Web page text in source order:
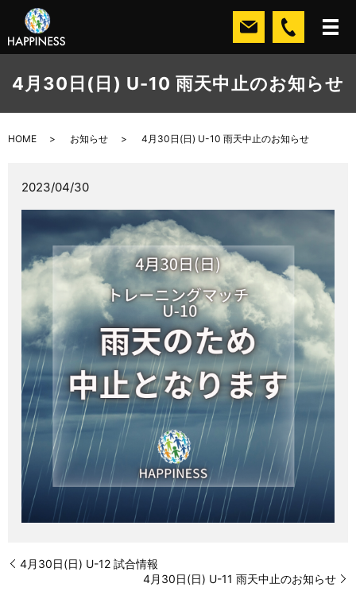
4月30日(日) U-10 雨天中止のお知らせ
HOME お知らせ 4月30日(日) U-10 雨天中止のお知らせ
2023/04/30
4月30日(日) U-12 試合情報
4月30日(日) U-11 雨天中止のお知らせ